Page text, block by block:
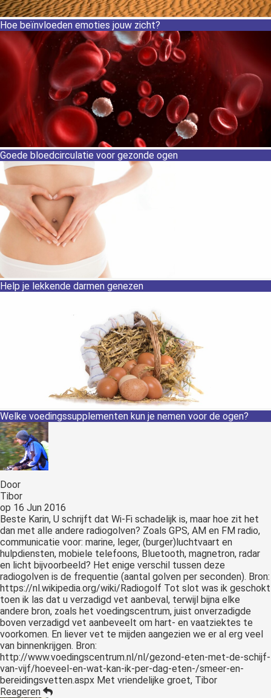
Hoe beïnvloeden emoties jouw zicht?
Goede bloedcirculatie voor gezonde ogen
Help je lekkende darmen genezen
Welke voedingssupplementen kun je nemen voor de ogen?
Door
Tibor
op 16 Jun 2016
Beste Karin, U schrijft dat Wi-Fi schadelijk is, maar hoe zit het
dan met alle andere radiogolven? Zoals GPS, AM en FM radio,
communicatie voor: marine, leger, (burger)luchtvaart en
hulpdiensten, mobiele telefoons, Bluetooth, magnetron, radar
en licht bijvoorbeeld? Het enige verschil tussen deze
radiogolven is de frequentie (aantal golven per seconden). Bron:
https://nl.wikipedia.org/wiki/Radiogolf Tot slot was ik geschokt
toen ik las dat u verzadigd vet aanbeval, terwijl bijna elke
andere bron, zoals het voedingscentrum, juist onverzadigde
boven verzadigd vet aanbeveelt om hart- en vaatziektes te
voorkomen. En liever vet te mijden aangezien we er al erg veel
van binnenkrijgen. Bron:
http://www.voedingscentrum.nl/nl/gezond-eten-met-de-schijf-
van-vijf/hoeveel-en-wat-kan-ik-per-dag-eten-/smeer-en-
bereidingsvetten.aspx Met vriendelijke groet, Tibor
Reageren